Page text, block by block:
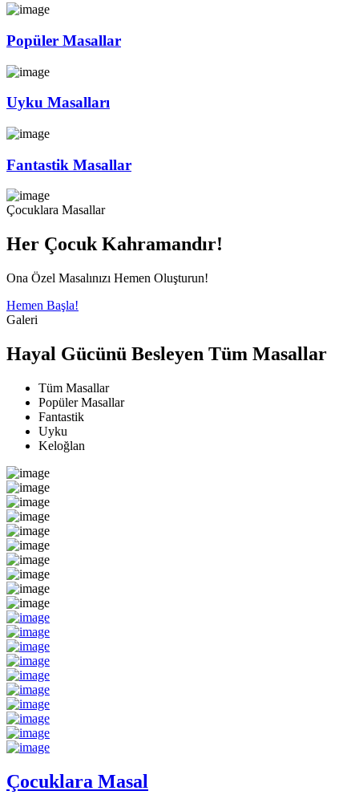
Popüler Masallar
Uyku Masalları
Fantastik Masallar
Çocuklara Masallar
Her Çocuk Kahramandır!
Ona Özel Masalınızı Hemen Oluşturun!
Hemen Başla!
Galeri
Hayal Gücünü Besleyen Tüm Masallar
Tüm Masallar
Popüler Masallar
Fantastik
Uyku
Keloğlan
Çocuklara Masal